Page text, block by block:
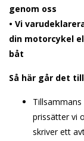
genom oss
• Vi
din motorcykel
båt
Så här går det
Tillsammans
prissätter vi
skriver ett